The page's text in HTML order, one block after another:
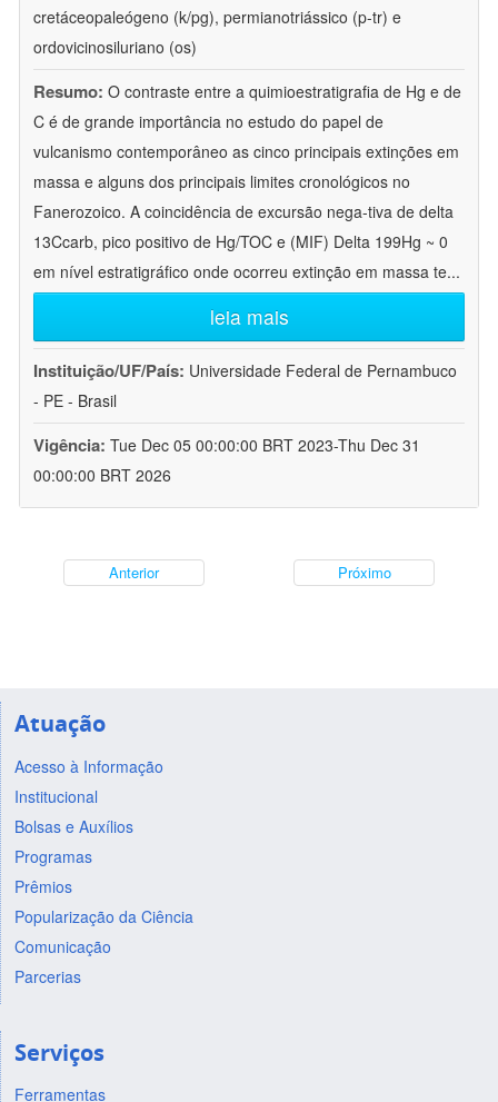
cretáceopaleógeno (k/pg), permianotriássico (p-tr) e
ordovicinosiluriano (os)
Resumo: O contraste entre a quimioestratigrafia de Hg e de
C é de grande importância no estudo do papel de
vulcanismo contemporâneo as cinco principais extinções em
massa e alguns dos principais limites cronológicos no
Fanerozoico. A coincidência de excursão nega-tiva de delta
13Ccarb, pico positivo de Hg/TOC e (MIF) Delta 199Hg ~ 0
em nível estratigráfico onde ocorreu extinção em massa te...
leia mais
Instituição/UF/País: Universidade Federal de Pernambuco
- PE - Brasil
Vigência: Tue Dec 05 00:00:00 BRT 2023-Thu Dec 31
00:00:00 BRT 2026
Anterior Próximo
Atuação
Acesso à Informação
Institucional
Bolsas e Auxílios
Programas
Prêmios
Popularização da Ciência
Comunicação
Parcerias
Serviços
Ferramentas